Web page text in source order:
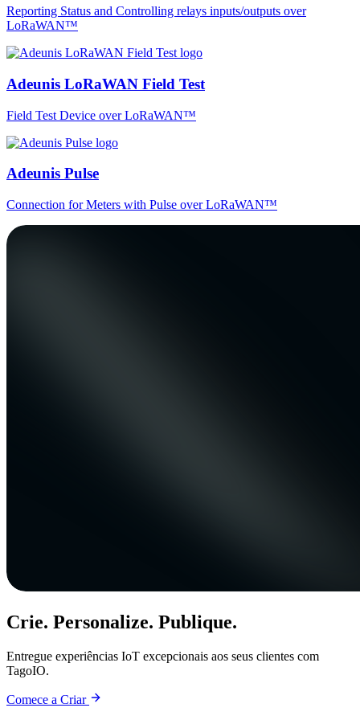
Reporting Status and Controlling relays inputs/outputs over
LoRaWAN™
Adeunis LoRaWAN Field Test
Field Test Device over LoRaWAN™
Adeunis Pulse
Connection for Meters with Pulse over LoRaWAN™
Crie. Personalize. Publique.
Entregue experiências IoT excepcionais aos seus clientes com
TagoIO.
Comece a Criar